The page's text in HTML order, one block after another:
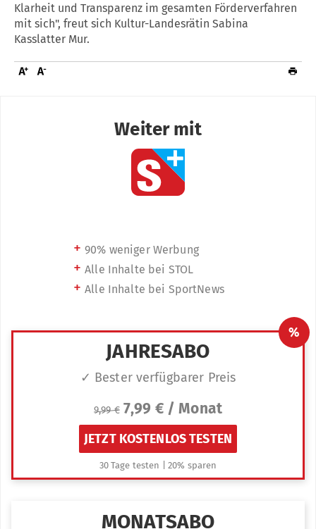
Klarheit und Transparenz im gesamten Förderverfahren
mit sich", freut sich Kultur-Landesrätin Sabina
Kasslatter Mur.